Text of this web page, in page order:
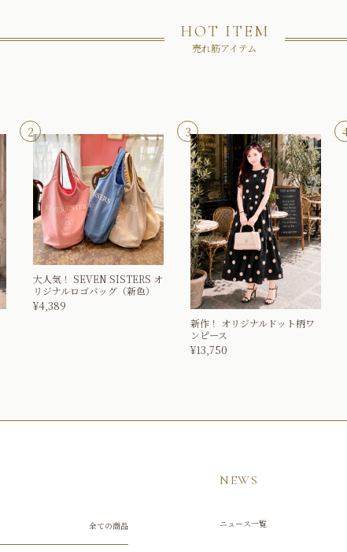
HOT ITEM
売れ筋アイテム
大人気！ SEVEN SISTERS オ
リジナルロゴバッグ（新色）
¥4,389
新作！
オリジナルドット柄ワ
ンピース
¥13,750
全ての商品
NEWS
ニュース一覧